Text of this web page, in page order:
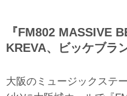
『FM802 MASSIVE
KREVA、ビッケブラ
大阪のミュージックステ